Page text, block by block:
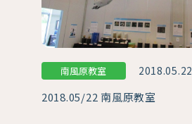
南風原教室 2018.05.22
2018.05/22 南風原教室